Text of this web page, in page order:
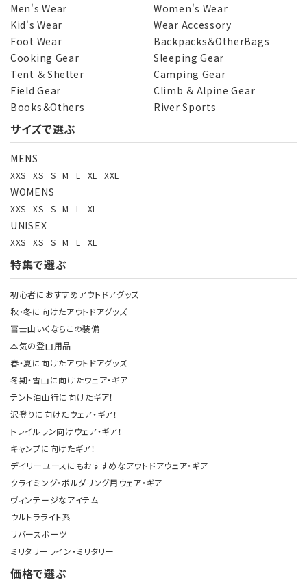
Men's Wear
Women's Wear
Kid's Wear
Wear Accessory
Foot Wear
Backpacks＆OtherBags
Cooking Gear
Sleeping Gear
Tent ＆ Shelter
Camping Gear
Field Gear
Climb ＆ Alpine Gear
Books＆Others
River Sports
サイズで選ぶ
MENS
XXS XS S M L XL XXL
WOMENS
XXS XS S M L XL
UNISEX
XXS XS S M L XL
特集で選ぶ
初心者におすすめアウトドアグッズ
秋・冬に向けたアウトドアグッズ
富士山いくならこの装備
本気の登山用品
春・夏に向けたアウトドアグッズ
冬期・雪山に向けたウェア・ギア
テント泊山行に向けたギア！
沢登りに向けたウェア・ギア！
トレイルラン向けウェア・ギア！
キャンプに向けたギア！
デイリーユースにもおすすめなアウトドアウェア・ギア
クライミング・ボルダリング用ウェア・ギア
ヴィンテージなアイテム
ウルトラライト系
リバースポーツ
ミリタリーライン・ミリタリー
価格で選ぶ